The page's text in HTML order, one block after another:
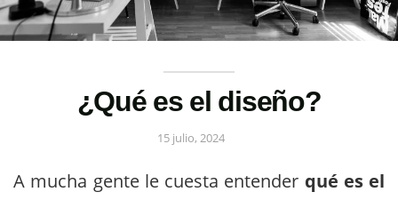
¿Qué es el diseño?
15 julio, 2024
A mucha gente le cuesta entender qué es el